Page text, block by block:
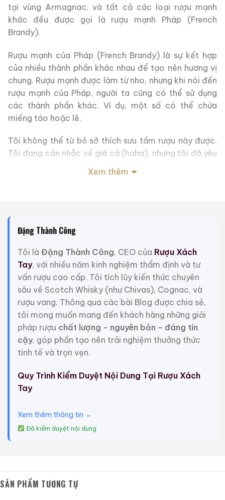
tại vùng Armagnac, và tất cả các loại rượu mạnh
khác đều được gọi là rượu mạnh Pháp (French
Brandy).
Rượu mạnh của Pháp (French Brandy) là sự kết hợp
của nhiều thành phần khác nhau để tạo nên hương vị
chung. Rượu mạnh được làm từ nho, nhưng khi nói đến
rượu mạnh của Pháp, người ta cũng có thể sử dụng
các thành phần khác. Ví dụ, một số có thể chứa
miếng táo hoặc lê.
Tôi không thể từ bỏ sở thích sưu tầm rượu này được.
Tôi đang cân nhắc về giá cả (haha), nhưng tôi đã yêu
thiết kế của chai Almaal Old Napoleon Pure French
nghỉ ngơi, việc ngắm nhìn bộ sưu tập rượu theo sở
thích của mình giúp tôi xoa dịu tâm hồn. Vì vậy tôi
không thể từ bỏ sở thích này.
Giới Thiệu Một Số Mẫu Rượu Trung Quốc
Rượu Thuốc Chí Bảo
Tam Dương
Xem thêm
Đặng Thành Công
Tôi là Đặng Thành Công, CEO của Rượu Xách
Tay, với nhiều năm kinh nghiệm thẩm định và tư
vấn rượu cao cấp. Tôi tích lũy kiến thức chuyên
sâu về Scotch Whisky (như Chivas), Cognac, và
rượu vang. Thông qua các bài Blog được chia sẻ,
tôi mong muốn mang đến khách hàng những giải
pháp rượu chất lượng - nguyên bản - đáng tin
cậy, góp phần tạo nên trải nghiệm thưởng thức
tinh tế và trọn vẹn.
Quy Trình Kiểm Duyệt Nội Dung Tại Rượu Xách
Tay
Xem thêm thông tin →
Đã kiểm duyệt nội dung
SẢN PHẨM TƯƠNG TỰ